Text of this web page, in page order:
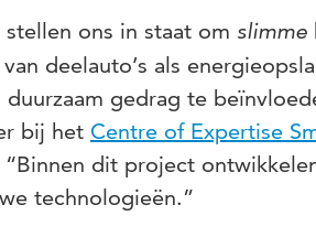
ons in staat om slimme
deelauto’s als
gedrag te
bij het Centre of Expertise
dit project
technologieën.”